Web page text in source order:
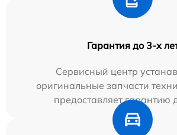
Гарантия до 3-х
Сервисный центр
оригинальные запчасти
предоставляет гарантию